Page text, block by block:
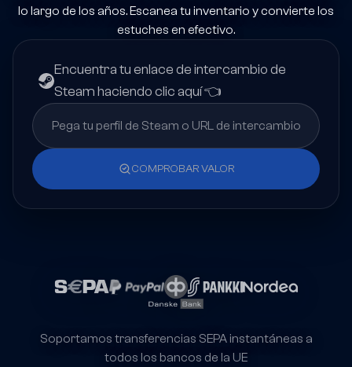
lo largo de los años. Escanea tu inventario y convierte los
estuches en efectivo.
Encuentra tu enlace de intercambio de
Steam haciendo clic aquí 👈
COMPROBAR VALOR
Soportamos transferencias SEPA instantáneas a
todos los bancos de la UE